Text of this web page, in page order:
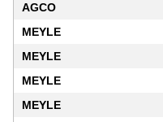
AGCO
MEYLE
MEYLE
MEYLE
MEYLE